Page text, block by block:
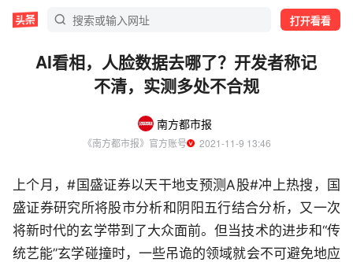
打开看看
AI看相，人脸数据去哪了？开发者称记
不清，实测多处不合规
南方都市报
《南方都市报》官方账号
  2021-11-9 13:46
上个月，#国盛证券以天干地支预测A股#冲上热搜，国
盛证券研究所将股市分析和阴阳五行结合分析，又一次
将新时代的玄学带到了大众面前。但当技术的进步和“传
统艺能”玄学碰撞时，一些吊诡的领域就会不可避免地应